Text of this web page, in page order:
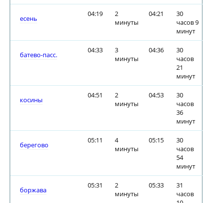
есень
04:19
2
минуты
04:21
30
часов 9
минут
батево-пасс.
04:33
3
минуты
04:36
30
часов
21
минут
косины
04:51
2
минуты
04:53
30
часов
36
минут
берегово
05:11
4
минуты
05:15
30
часов
54
минут
боржава
05:31
2
минуты
05:33
31
часов